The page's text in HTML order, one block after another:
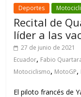
Deportes
Recital de
líder a las
27 de junio de 2021
Ecuador, Fabio
Motociclismo, MotoGP,
El piloto francés de